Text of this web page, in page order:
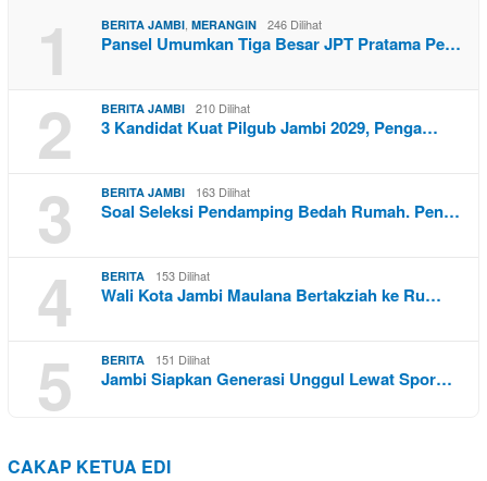
1 BERITA JAMBI, MERANGIN 246 Dilihat
Pansel Umumkan Tiga Besar JPT Pratama Pe…
2 BERITA JAMBI 210 Dilihat
3 Kandidat Kuat Pilgub Jambi 2029, Penga…
3 BERITA JAMBI 163 Dilihat
Soal Seleksi Pendamping Bedah Rumah. Pen…
4 BERITA 153 Dilihat
Wali Kota Jambi Maulana Bertakziah ke Ru…
5 BERITA 151 Dilihat
Jambi Siapkan Generasi Unggul Lewat Spor…
CAKAP KETUA EDI